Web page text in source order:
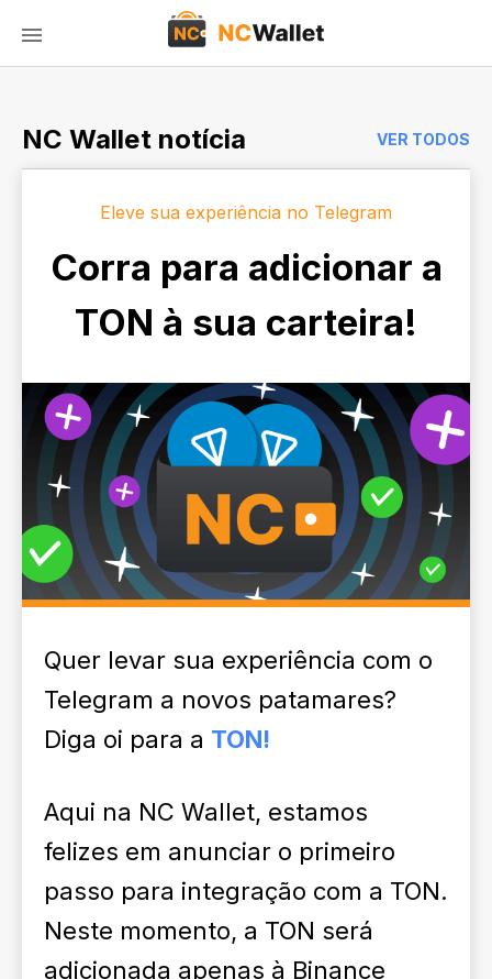
NC Wallet notícia VER TODOS
Eleve sua experiência no Telegram
Corra para adicionar a
TON à sua carteira!
Quer levar sua experiência com o
Telegram a novos patamares?
Diga oi para a TON!
Aqui na NC Wallet, estamos
felizes em anunciar o primeiro
passo para integração com a TON.
Neste momento, a TON será
adicionada apenas à Binance